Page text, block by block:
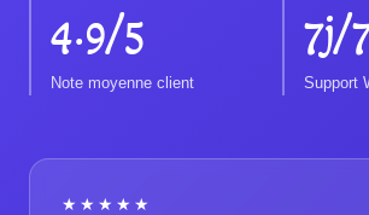
4.9/5
Note moyenne client
7j/
Support
★★★★★